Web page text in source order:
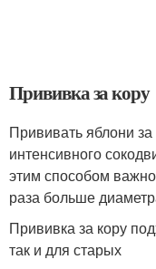
Прививка за кору
Прививать яблони
интенсивного
этим способом
раза больше
Прививка за кору
так и для старых